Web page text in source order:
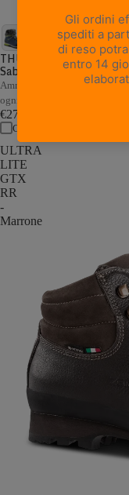
THUNDER GTX -
Sabbia
Ammortizzazione e stabilità
ogni passo
€279,00
Confronta
ULTRA
LITE
GTX
RR
-
Marrone